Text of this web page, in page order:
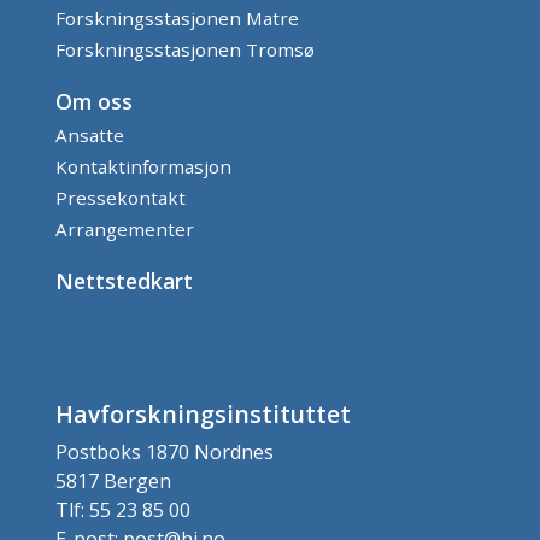
Forskningsstasjonen Matre
Forskningsstasjonen Tromsø
Om oss
Ansatte
Kontaktinformasjon
Pressekontakt
Arrangementer
Nettstedkart
Havforskningsinstituttet
Postboks 1870 Nordnes
5817 Bergen
Tlf: 55 23 85 00